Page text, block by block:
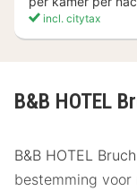
incl. citytax
B&B HOTEL
B&B HOTEL
bestemming voor